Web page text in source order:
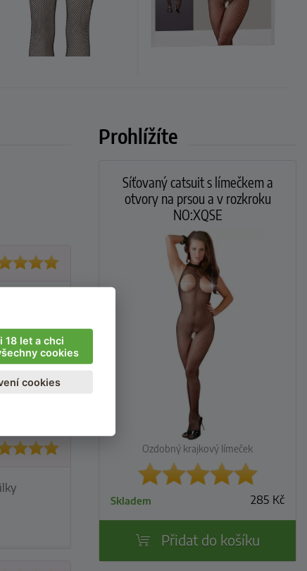
Prohlížíte
Síťovaný catsuit s límečkem a
otvory na prsou a v rozkroku
NO:XQSE
Ozdobný krajkový límeček
285 Kč
Skladem
Přidat do košíku
18 let a chci
cookies
cookies